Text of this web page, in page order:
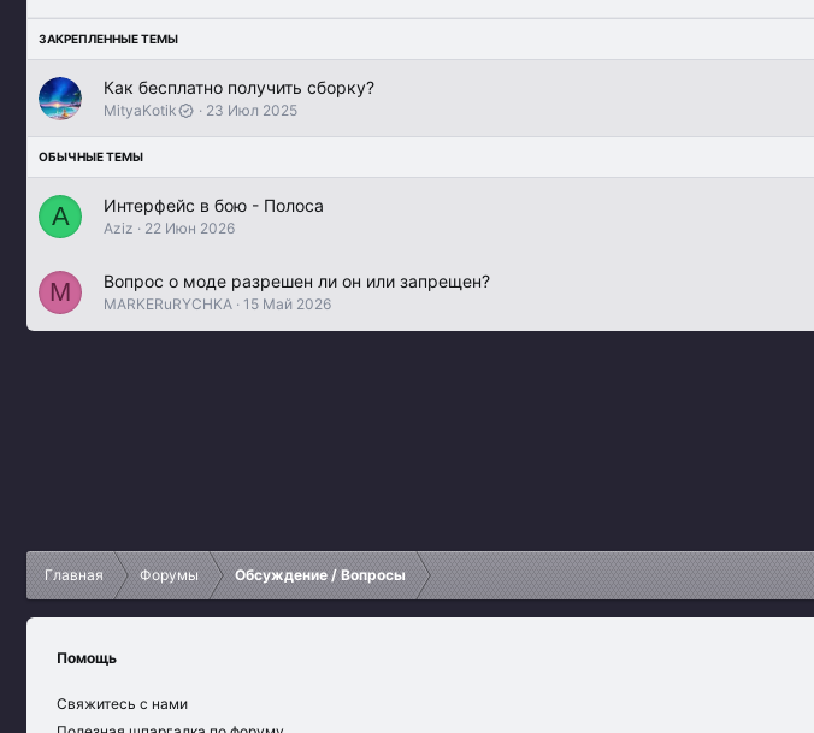
Как бесплатно получить сборку?
MityaKotik 23 Июл 2025
A Интерфейс в бою - Полоса
Aziz 22 Июн 2026
M Вопрос о моде разрешен ли он или запрещен?
MARKERuRYCHKA 15 Май 2026
Главная Форумы Обсуждение / Вопросы
Помощь
Свяжитесь с нами